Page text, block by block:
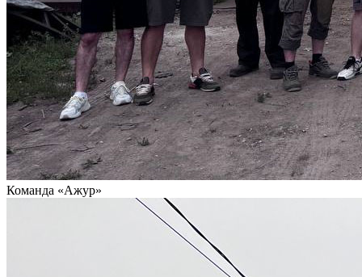
Команда «Ажур»